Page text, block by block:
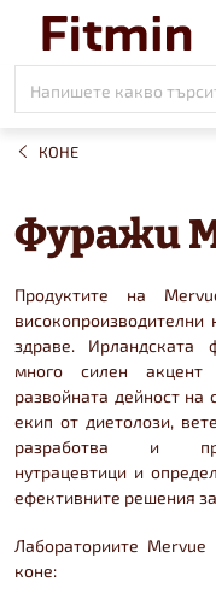
съдържанието
КОНЕ
Фуражи
Продуктите на
здраве. Ирландската
много силен акцент
развойната дейност на
екип от диетолози,
разработва и
нутрацевтици и
ефективните решения
Лабораториите Mervue
коне: